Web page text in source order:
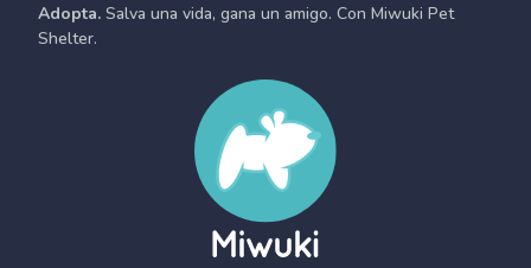
Adopta. Salva una vida, gana un amigo. Con Miwuki Pet
Shelter.